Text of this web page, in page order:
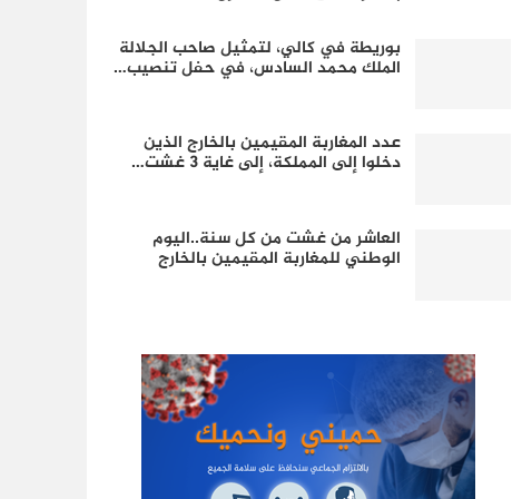
بوريطة في كالي، لتمثيل صاحب الجلالة
الملك محمد السادس، في حفل تنصيب…
عدد المغاربة المقيمين بالخارج الذين
دخلوا إلى المملكة، إلى غاية 3 غشت…
العاشر من غشت من كل سنة..اليوم
الوطني للمغاربة المقيمين بالخارج